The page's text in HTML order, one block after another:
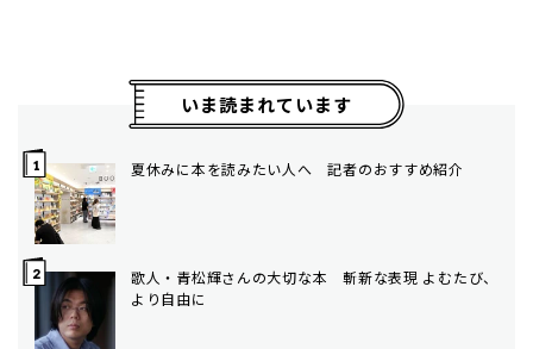
いま読まれています
夏休みに本を読みたい人へ 記者のおすすめ紹介
歌人・青松輝さんの大切な本 斬新な表現 よむたび、
より自由に